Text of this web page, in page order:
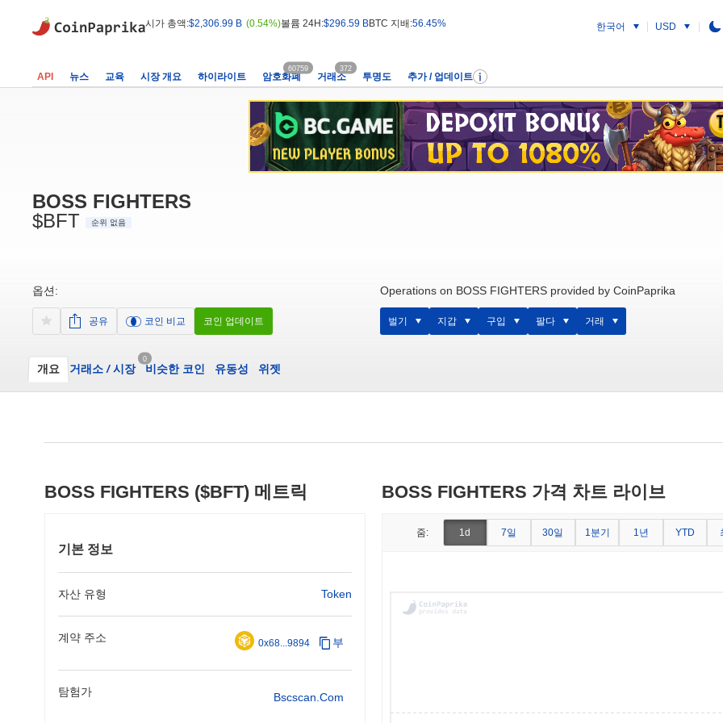
시가 총액:$2,306.99 B (0.54%)볼륨 24H:$296.59 BBTC 지배:56.45% 한국어 USD
API 뉴스 교육 시장 개요 하이라이트 암호화폐
60759
거래소
372
투명도 추가 / 업데이트
BOSS FIGHTERS
$BFT
순위 없음
옵션:
공유 코인 비교 코인 업데이트
Operations on BOSS FIGHTERS provided by CoinPaprika
벌기 지갑 구입 팔다 거래
개요 거래소 /시장
0
비슷한 코인 유동성 위젯
BOSS FIGHTERS ($BFT) 메트릭
기본 정보
자산 유형 Token
계약 주소 0x68...9894 부
탐험가 Bscscan.com
BOSS FIGHTERS 가격 차트 라이브
줌: 1d 7일 30일 1분기 1년 YTD